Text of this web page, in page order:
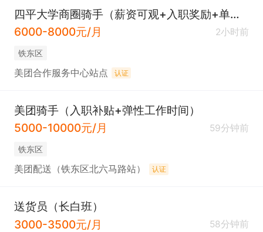
四平大学商圈骑手（薪资可观+入职奖励+单量多）
6000-8000元/月
2小时前
铁东区
美团合作服务中心站点 认证
美团骑手（入职补贴+弹性工作时间）
5000-10000元/月
59分钟前
铁东区
美团配送（铁东区北六马路站） 认证
送货员（长白班）
3000-3500元/月
58分钟前